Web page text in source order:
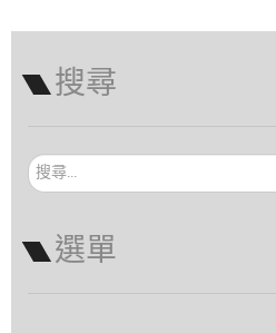
搜尋
搜
尋...
選單